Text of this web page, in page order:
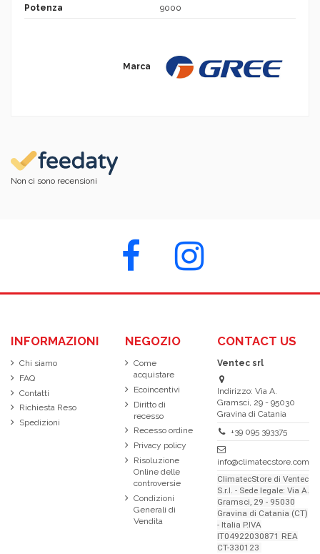
Potenza 9000
Marca
Non ci sono recensioni
INFORMAZIONI
Chi siamo
FAQ
Contatti
Richiesta Reso
Spedizioni
NEGOZIO
Come
acquistare
Ecoincentivi
Diritto di
recesso
Recesso ordine
Privacy policy
Risoluzione
Online delle
controversie
Condizioni
Generali di
Vendita
CONTACT US
Ventec srl
Indirizzo: Via A.
Gramsci, 29 - 95030
Gravina di Catania
+39 095 393375
info@climatecstore.com
ClimatecStore di Ventec
S.r.l. - Sede legale: Via A.
Gramsci, 29 - 95030
Gravina di Catania (CT)
- Italia P.IVA
IT04922030871 REA
CT-330123